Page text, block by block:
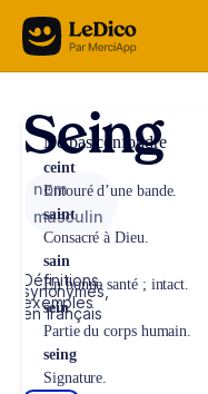
Aller au contenu
Seing
nom
masculin
Définitions,
synonymes,
exemples
en français
Ne pas confondre
ceint
Entouré d’une bande.
saint
Consacré à Dieu.
sain
En bonne santé ; intact.
sein
Partie du corps humain.
seing
Signature.